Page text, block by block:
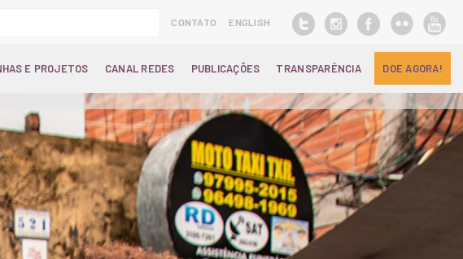
CONTATO ENGLISH
E PROJETOS CANAL REDES PUBLICAÇÕES TRANSPARÊNCIA DOE AGORA!